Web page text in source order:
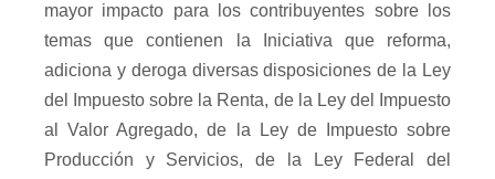
mayor impacto para los contribuyentes sobre los
temas que contienen la Iniciativa que reforma,
adiciona y deroga diversas disposiciones de la Ley
del Impuesto sobre la Renta, de la Ley del Impuesto
al Valor Agregado, de la Ley de Impuesto sobre
Producción y Servicios, de la Ley Federal del